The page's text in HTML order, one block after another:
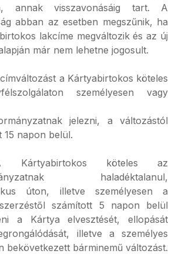
annak visszavonásáig tart. A
abban az esetben megszűnik, ha
lakcíme megváltozik és az új
már nem lehetne jogosult.
a Kártyabirtokos köteles
személyesen vagy
jelezni, a változástól
15 napon belül.
köteles az
haladéktalanul,
úton, illetve személyesen a
számított 5 napon belül
a Kártya elvesztését, ellopását
illetve a személyes
bekövetkezett bárminemű változást.